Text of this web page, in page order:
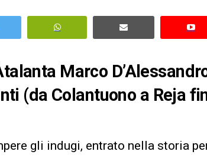
Marco
(da Colantuono a Reja
gli indugi, entrato nella storia